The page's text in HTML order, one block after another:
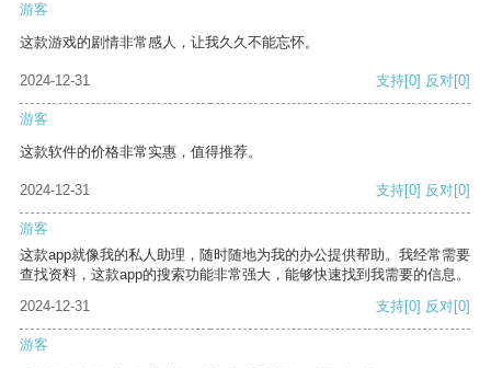
游客
这款游戏的剧情非常感人，让我久久不能忘怀。
2024-12-31 支持[0] 反对[0]
游客
这款软件的价格非常实惠，值得推荐。
2024-12-31 支持[0] 反对[0]
游客
这款app就像我的私人助理，随时随地为我的办公提供帮助。我经常需要
查找资料，这款app的搜索功能非常强大，能够快速找到我需要的信息。
2024-12-31
支持[0] 反对[0]
游客